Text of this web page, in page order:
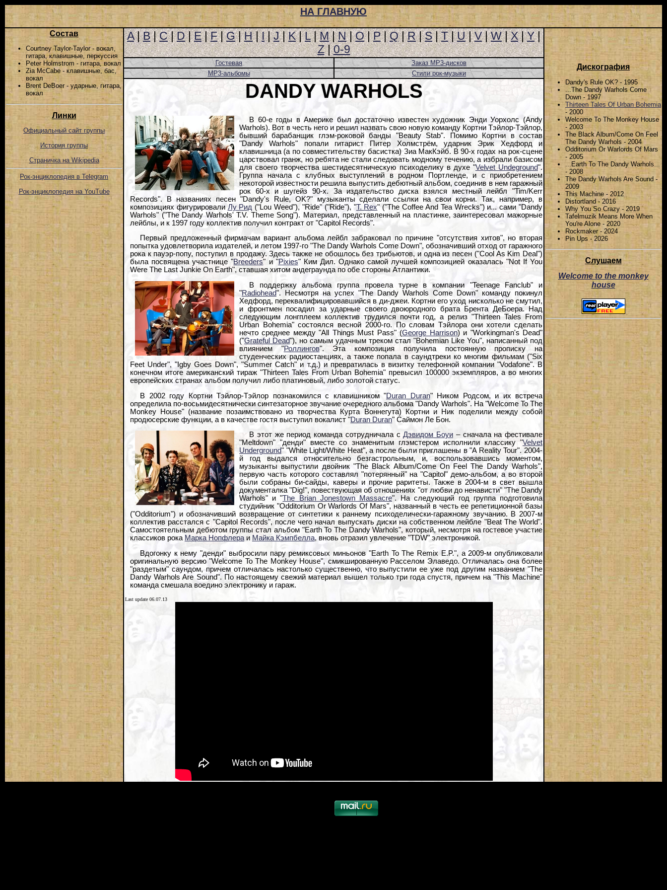
НА ГЛАВНУЮ
Состав
Courtney Taylor-Taylor - вокал,
гитара, клавишные, перкуссия
Peter Holmstrom - гитара, вокал
Zia McCabe - клавишные, бас,
вокал
Brent DeBoer - ударные, гитара,
вокал
Линки
Официальный сайт группы
История группы
Страничка на Wikipedia
Рок-энциклопедия в Telegram
Рок-энциклопедия на YouTube
A|B|C|D|E|F|G|H|I|J|K|L|M|N|O|P|Q|R|S|T|U|V|W|X|Y|
Z|0-9
Дискография
Dandy's Rule OK? - 1995
...The Dandy Warhols Come
Down - 1997
Thirteen Tales Of Urban Bohemia
- 2000
Welcome To The Monkey House
- 2003
The Black Album/Come On Feel
The Dandy Warhols - 2004
Odditorium Or Warlords Of Mars
- 2005
...Earth To The Dandy Warhols...
- 2008
The Dandy Warhols Are Sound -
2009
This Machine - 2012
Distortland - 2016
Why You So Crazy - 2019
Tafelmuzik Means More When
You're Alone - 2020
Rockmaker - 2024
Pin Ups - 2026
Слушаем
Welcome to the monkey
house
Гостевая
Заказ MP3-дисков
MP3-альбомы
Стили рок-музыки
DANDY WARHOLS
В 60-е годы в Америке был достаточно известен художник Энди Уорхолс (Andy
Warhols). Вот в честь него и решил назвать свою новую команду Кортни Тэйлор-Тэйлор,
бывший барабанщик глэм-роковой банды "Beauty Stab". Помимо Кортни в состав
"Dandy Warhols" попали гитарист Питер Холмстрём, ударник Эрик Хедфорд и
клавишница (а по совместительству басистка) Зиа МакКэйб. В 90-х годах на рок-сцене
царствовал гранж, но ребята не стали следовать модному течению, а избрали базисом
для своего творчества шестидесятническую психоделику в духе "Velvet Undeground".
Группа начала с клубных выступлений в родном Портленде, и с приобретением
некоторой известности решила выпустить дебютный альбом, соединив в нем гаражный
рок 60-х и шугейз 90-х. За издательство диска взялся местный лейбл "Tim/Kerr
Records". В названиях песен "Dandy's Rule, OK?" музыканты сделали ссылки на свои корни. Так, например, в
композициях фигурировали Лу Рид ("Lou Weed"), "Ride" ("Ride"), "T. Rex" ("The Coffee And Tea Wrecks") и... сами "Dandy
Warhols" ("The Dandy Warhols' T.V. Theme Song"). Материал, представленный на пластинке, заинтересовал мажорные
лейблы, и к 1997 году коллектив получил контракт от "Capitol Records".
Первый предложенный фирмачам вариант альбома лейбл забраковал по причине "отсутствия хитов", но вторая
попытка удовлетворила издателей, и летом 1997-го "The Dandy Warhols Come Down", обозначивший отход от гаражного
рока к пауэр-попу, поступил в продажу. Здесь также не обошлось без трибьютов, и одна из песен ("Cool As Kim Deal")
была посвящена участнице "Breeders" и "Pixies" Ким Дил. Однако самой лучшей композицией оказалась "Not If You
Were The Last Junkie On Earth", ставшая хитом андеграунда по обе стороны Атлантики.
В поддержку альбома группа провела турне в компании "Teenage Fanclub" и
"Radiohead". Несмотря на успех "The Dandy Warhols Come Down" команду покинул
Хедфорд, переквалифицировавшийся в ди-джеи. Кортни его уход нисколько не смутил,
и фронтмен посадил за ударные своего двоюродного брата Брента ДеБоера. Над
следующим лонгплеем коллектив трудился почти год, а релиз "Thirteen Tales From
Urban Bohemia" состоялся весной 2000-го. По словам Тэйлора они хотели сделать
нечто среднее между "All Things Must Pass" (George Harrison) и "Workingman's Dead"
("Grateful Dead"), но самым удачным треком стал "Bohemian Like You", написанный под
влиянием "Роллингов". Эта композиция получила постоянную прописку на
студенческих радиостанциях, а также попала в саундтреки ко многим фильмам ("Six
Feet Under", "Igby Goes Down", "Summer Catch" и т.д.) и превратилась в визитку телефонной компании "Vodafone". В
конечном итоге американский тираж "Thirteen Tales From Urban Bohemia" превысил 100000 экземпляров, а во многих
европейских странах альбом получил либо платиновый, либо золотой статус.
В 2002 году Кортни Тэйлор-Тэйлор познакомился с клавишником "Duran Duran" Ником Родсом, и их встреча
определила по-восьмидесятнически синтезаторное звучание очередного альбома "Dandy Warhols". На "Welcome To The
Monkey House" (название позаимствовано из творчества Курта Воннегута) Кортни и Ник поделили между собой
продюсерские функции, а в качестве гостя выступил вокалист "Duran Duran" Саймон Ле Бон.
В этот же период команда сотрудничала сДэвидом Боуи – сначала на фестивале
"Meltdown" "денди" вместе со знаменитым глэмстером исполнили классику "Velvet
Underground" "White Light/White Heat", а после были приглашены в "A Reality Tour". 2004-
й год выдался относительно безгастрольным, и, воспользовавшись моментом,
музыканты выпустили двойник "The Black Album/Come On Feel The Dandy Warhols",
первую часть которого составлял "потерянный" на "Capitol" демо-альбом, а во второй
были собраны би-сайды, каверы и прочие раритеты. Также в 2004-м в свет вышла
документалка "Dig!", повествующая об отношениях "от любви до ненависти" "The Dandy
Warhols" и "The Brian Jonestown Massacre". На следующий год группа подготовила
студийник "Odditorium Or Warlords Of Mars", названный в честь ее репетиционной базы
("Odditorium") и обозначивший возвращение от синтетики к раннему психоделически-гаражному звучанию. В 2007-м
коллектив расстался с "Capitol Records", после чего начал выпускать диски на собственном лейбле "Beat The World".
Самостоятельным дебютом группы стал альбом "Earth To The Dandy Warhols", который, несмотря на гостевое участие
классиков рока Марка Нопфлераи Майка Кэмпбелла, вновь отразил увлечение "TDW" электроникой.
Вдогонку к нему "денди" выбросили пару ремиксовых миньонов "Earth To The Remix E.P.", а 2009-м опубликовали
оригинальную версию "Welcome To The Monkey House", смикшированную Расселом Элаведо. Отличалась она более
"раздетым" саундом, причем отличалась настолько существенно, что выпустили ее уже под другим названием "The
Dandy Warhols Are Sound". По настоящему свежий материал вышел только три года спустя, причем на "This Machine"
команда смешала воедино электронику и гараж.
Last update 06.07.13